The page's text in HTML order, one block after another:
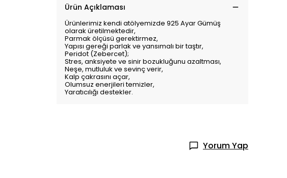
Ürün Açıklaması
Ürünlerimiz kendi atölyemizde 925 Ayar Gümüş
olarak üretilmektedir,
Parmak ölçüsü gerektirmez,
Yapısı gereği parlak ve yansımalı bir taştır,
Peridot (Zebercet);
Stres, anksiyete ve sinir bozukluğunu azaltması,
Neşe, mutluluk ve sevinç verir,
Kalp çakrasını açar,
Olumsuz enerjileri temizler,
Yaratıcılığı destekler.
Yorum Yap